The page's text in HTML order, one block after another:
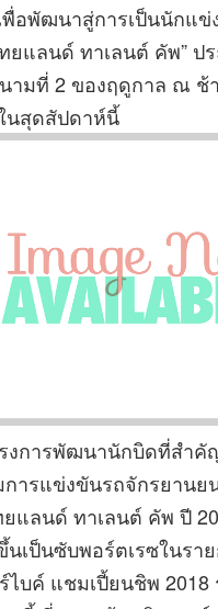
พื่อพัฒนาสู่การเป็นนักแข่
ยแลนด์ ทาเลนต์ คัพ” ป
ามที่ 2 ของฤดูกาล ณ ช้
นสุดสัปดาห์นี้
งการพัฒนานักบิดที่สำคั
การแข่งขันรถจักรยานย
แลนด์ ทาเลนต์ คัพ ปี
นเป็นซับพอร์ตเรซในรา
ไบค์ แชมเปี้ยนชิพ 2018